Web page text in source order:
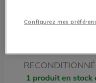
RECONDITIONNÉ
1 produit en stock
Configurez mes